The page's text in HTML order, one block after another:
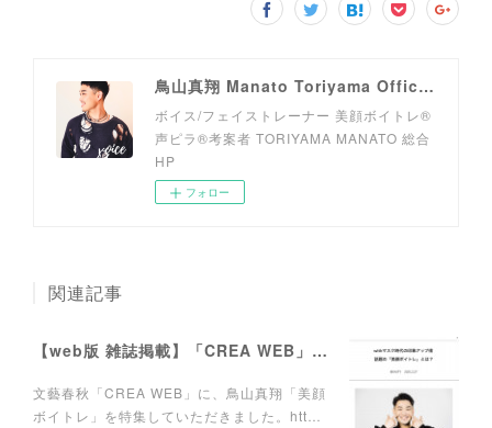
鳥山真翔 Manato Toriyama Official HP＜総合＞
ボイス/フェイストレーナー 美顔ボイトレ®︎
声ピラ®︎考案者 TORIYAMA MANATO 総合
HP
フォロー
関連記事
【web版 雑誌掲載】「CREA WEB」にて連載がスタートしました。
文藝春秋「CREA WEB」に、鳥山真翔「美顔
ボイトレ」を特集していただきました。htt…